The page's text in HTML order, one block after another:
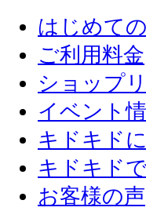
はじめて
ご利用料金
ショップ
イベント
キドキド
キドキド
お客様の声